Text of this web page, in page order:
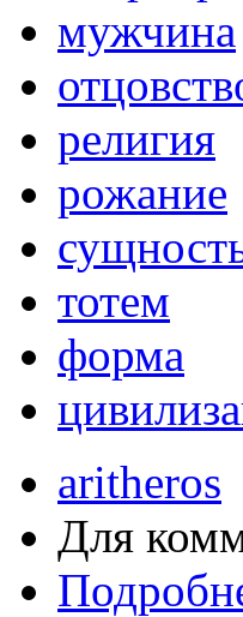
мужчина
религия
рожание
тотем
форма
aritheros
Для